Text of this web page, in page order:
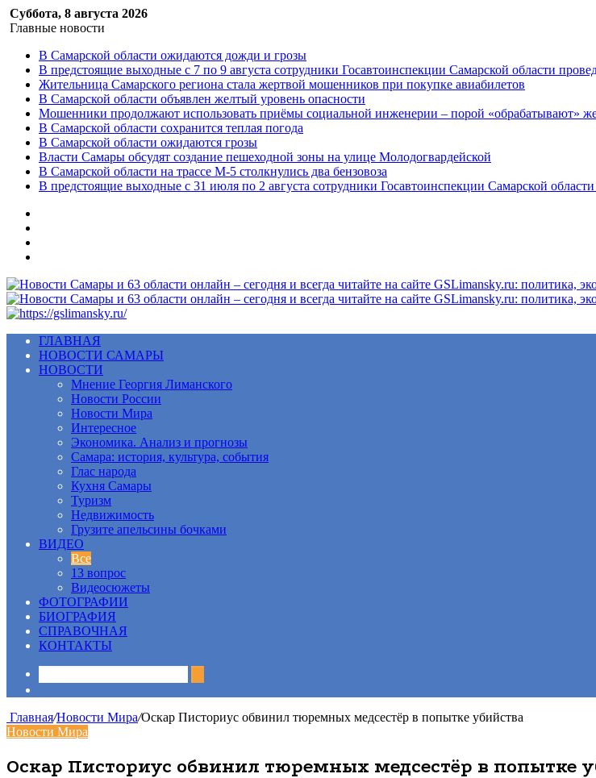
Суббота, 8 августа 2026
Главные новости
В Самарской области ожидаются дожди и грозы
В предстоящие выходные с 7 по 9 августа сотрудники Госавтоинспекции Самарской области
Жительница Самарского региона стала жертвой мошенников при покупке авиабилетов
В Самарской области объявлен желтый уровень опасности
Мошенники продолжают использовать приёмы социальной инженерии – порой «обрабатывают»
В Самарской области сохранится теплая погода
В Самарской области ожидаются грозы
Власти Самары обсудят создание пешеходной зоны на улице Молодогвардейской
В Самарской области на трассе М-5 столкнулись два бензовоза
В предстоящие выходные с 31 июля по 2 августа сотрудники Госавтоинспекции Самарской
Меню
ГЛАВНАЯ
НОВОСТИ САМАРЫ
НОВОСТИ
Мнение Георгия Лиманского
Новости России
Новости Мира
Интересное
Экономика. Анализ и прогнозы
Самара: история, культура, события
Глас народа
Кухня Самары
Туризм
Недвижимость
Грузите апельсины бочками
ВИДЕО
Все
13 вопрос
Видеосюжеты
ФОТОГРАФИИ
БИОГРАФИЯ
СПРАВОЧНАЯ
КОНТАКТЫ
Главная/Новости Мира/Оскар Писториус обвинил тюремных медсестёр в попытке убийства
Новости Мира
Оскар Писториус обвинил тюремных медсестёр в попытке